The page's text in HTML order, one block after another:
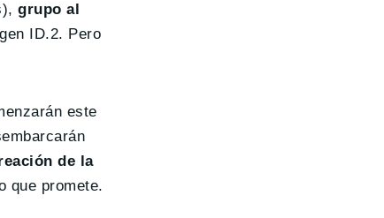
grupo al
ID.2. Pero
este
de la
que promete.